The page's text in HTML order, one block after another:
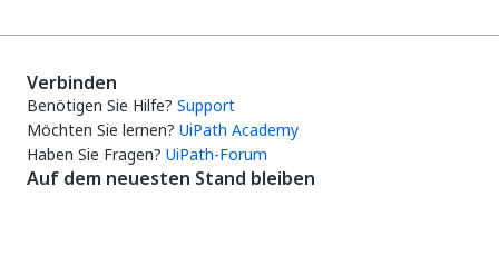
Verbinden
Benötigen Sie Hilfe? Support
Möchten Sie lernen? UiPath Academy
Haben Sie Fragen? UiPath-Forum
Auf dem neuesten Stand bleiben